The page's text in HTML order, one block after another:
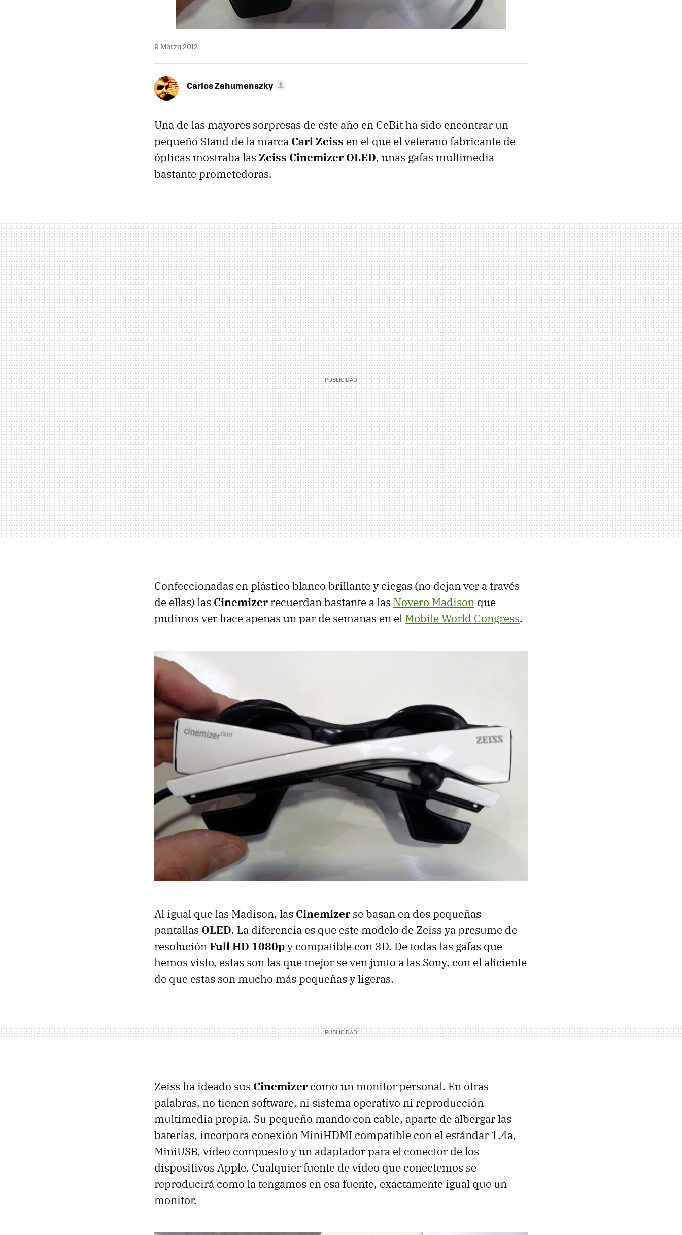
9 Marzo 2012
Carlos Zahumenszky
Una de las mayores sorpresas de este año en CeBit ha sido encontrar un
pequeño Stand de la marca Carl Zeiss en el que el veterano fabricante de
ópticas mostraba las Zeiss Cinemizer OLED, unas gafas multimedia
bastante prometedoras.
Confeccionadas en plástico blanco brillante y ciegas (no dejan ver a través
de ellas) las Cinemizer recuerdan bastante a las Novero Madison que
pudimos ver hace apenas un par de semanas en el Mobile World Congress.
Al igual que las Madison, las Cinemizer se basan en dos pequeñas
pantallas OLED. La diferencia es que este modelo de Zeiss ya presume de
resoluciónFull HD 1080py compatible con 3D. De todas las gafas que
hemos visto, estas son las que mejor se ven junto a las Sony, con el aliciente
de que estas son mucho más pequeñas y ligeras.
Zeiss ha ideado sus Cinemizer como un monitor personal. En otras
palabras, no tienen software, ni sistema operativo ni reproducción
multimedia propia. Su pequeño mando con cable, aparte de albergar las
baterías, incorpora conexión MiniHDMI compatible con el estándar 1.4a,
MiniUSB, vídeo compuesto y un adaptador para el conector de los
dispositivos Apple. Cualquier fuente de vídeo que conectemos se
reproducirá como la tengamos en esa fuente, exactamente igual que un
monitor.